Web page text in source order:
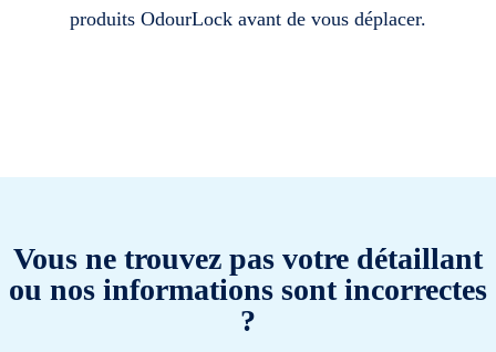
produits OdourLock avant de vous déplacer.
Vous ne trouvez pas votre détaillant
ou nos informations sont incorrectes
?